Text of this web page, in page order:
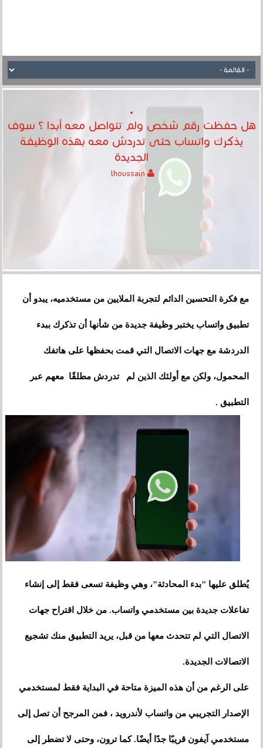
هل حفظت رقم شخص ولم تتواصل معه أبدا ؟ سوف
يذكرك واتساب حتى تدردش معه بهذه الوظيفة
الجديدة
مع فكرة التحسين الدائم لتجربة الملايين من مستخدميه، يبدو أن
تطبيق واتساب يختبر وظيفة جديدة من شأنها أن تذكرك ببدء
الدردشة مع جهات الاتصال التي قمت بحفظها على هاتفك
المحمول، ولكن مع أولئك الذين لم تدردش مطلقًا معهم عبر
التطبيق .
يُطلق عليها "بدء المحادثة"، وهي وظيفة تسعى فقط إلى إنشاء
تفاعلات جديدة بين مستخدمي واتساب. من خلال اقتراح جهات
الاتصال التي لم تتحدث معها من قبل، يريد التطبيق منك تشجيع
الاتصالات الجديدة.
على الرغم من أن هذه الميزة متاحة في البداية فقط لمستخدمي
الإصدار التجريبي من واتساب لأندرويد ، فمن المرجح أن تصل إلى
مستخدمي آيفون قريبًا جدًا أيضًا. كما ترون، وحتى لا تضطر إلى